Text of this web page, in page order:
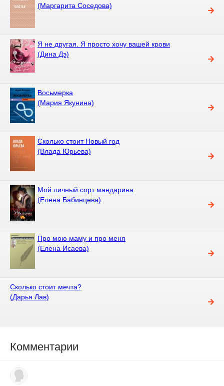
(Маргарита Соседова)
Я не другая. Я просто хочу вашей крови
(Дина Дэ)
Восьмерка
(Мария Якунина)
Сколько стоит Новый год
(Влада Юрьева)
Мой личный сорт мандарина
(Елена Бабинцева)
Про мою маму и про меня
(Елена Исаева)
Сколько стоит мечта?
(Дарья Лав)
Комментарии